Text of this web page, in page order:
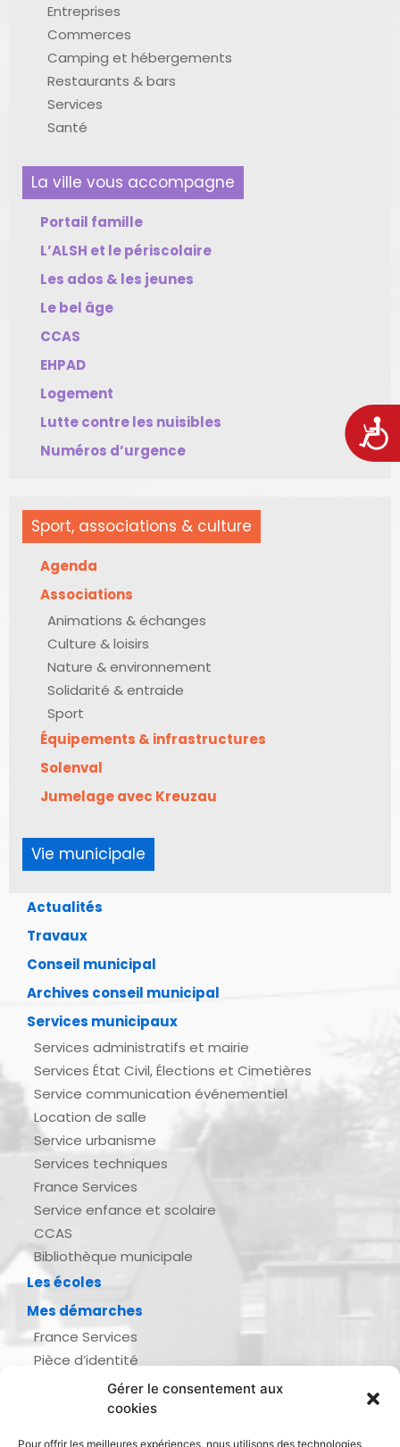
Gérer le consentement aux
cookies
Pour offrir les meilleures expériences, nous utilisons des technologies
Entreprises
Commerces
Camping et hébergements
Restaurants & bars
Services
Santé
La ville vous accompagne
Portail famille
L’ALSH et le périscolaire
Les ados & les jeunes
Le bel âge
CCAS
EHPAD
Logement
Lutte contre les nuisibles
Numéros d’urgence
Sport, associations & culture
Agenda
Associations
Animations & échanges
Culture & loisirs
Nature & environnement
Solidarité & entraide
Sport
Équipements & infrastructures
Solenval
Jumelage avec Kreuzau
Vie municipale
Actualités
Travaux
Conseil municipal
Archives conseil municipal
Services municipaux
Services administratifs et mairie
Services État Civil, Élections et Cimetières
Service communication événementiel
Location de salle
Service urbanisme
Services techniques
France Services
Service enfance et scolaire
CCAS
Bibliothèque municipale
Les écoles
Mes démarches
France Services
Pièce d’identité
Demande d’actes d’état civil